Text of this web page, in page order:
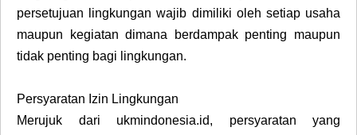
persetujuan lingkungan wajib dimiliki oleh setiap usaha
maupun kegiatan dimana berdampak penting maupun
tidak penting bagi lingkungan.
Persyaratan Izin Lingkungan
Merujuk dari ukmindonesia.id, persyaratan yang